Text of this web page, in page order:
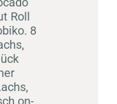
Roll
. 8
on-